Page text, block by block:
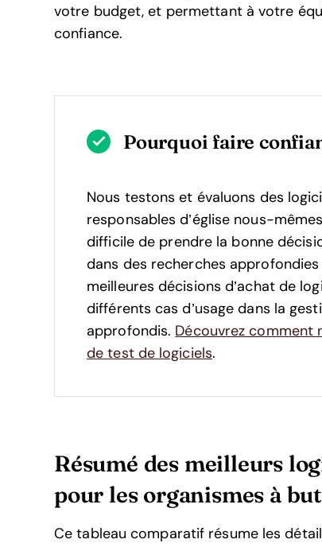
votre budget, et permettant à votre
confiance.
Pourquoi faire
Nous testons et évaluons des
responsables d’église nous-
difficile de prendre la bonne
dans des recherches
meilleures décisions d’achat de
différents cas d’usage dans la
approfondis. Découvrez comment
de test de logiciels.
Résumé des meilleurs
pour les organismes à
Ce tableau comparatif résume les